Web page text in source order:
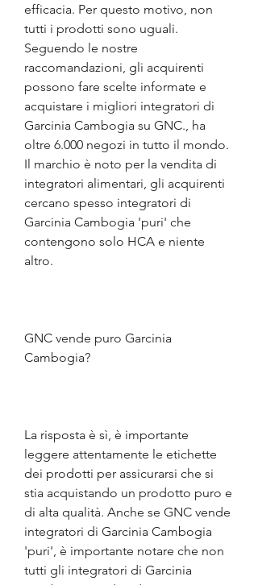
efficacia. Per questo motivo, non
tutti i prodotti sono uguali.
Seguendo le nostre
raccomandazioni, gli acquirenti
possono fare scelte informate e
acquistare i migliori integratori di
Garcinia Cambogia su GNC., ha
oltre 6.000 negozi in tutto il mondo.
Il marchio è noto per la vendita di
integratori alimentari, gli acquirenti
cercano spesso integratori di
Garcinia Cambogia 'puri' che
contengono solo HCA e niente
altro.
GNC vende puro Garcinia
Cambogia?
La risposta è sì, è importante
leggere attentamente le etichette
dei prodotti per assicurarsi che si
stia acquistando un prodotto puro e
di alta qualità. Anche se GNC vende
integratori di Garcinia Cambogia
'puri', è importante notare che non
tutti gli integratori di Garcinia